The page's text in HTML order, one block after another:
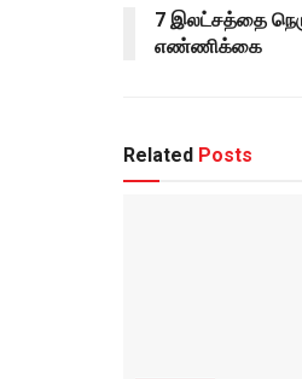
7 இலட்சத்தை
எண்ணிக்கை
Related Posts